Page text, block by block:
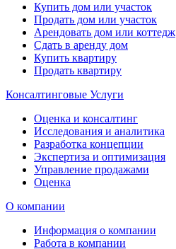
Купить дом или участок
Продать дом или участок
Арендовать дом или коттедж
Сдать в аренду дом
Купить квартиру
Продать квартиру
Консалтинговые Услуги
Оценка и консалтинг
Исследования и аналитика
Разработка концепции
Экспертиза и оптимизация
Управление продажами
Оценка
О компании
Информация о компании
Работа в компании